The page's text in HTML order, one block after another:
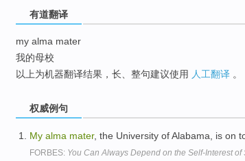
有道翻译
my alma mater
我的母校
以上为机器翻译结果，长、整句建议使用 人工翻译 。
权威例句
My alma mater, the University of Alabama, is on
FORBES: You Can Always Depend on the Self-Interest of